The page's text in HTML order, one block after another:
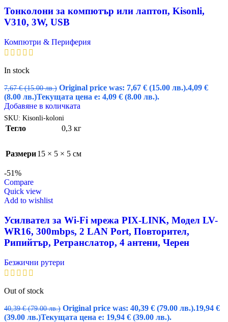
Тонколони за компютър или лаптоп, Kisonli,
V310, 3W, USB
Компютри & Периферия
In stock
7,67€ (15.00 лв.) Original price was: 7,67 € (15.00 лв.).4,09 €
(8.00 лв.)Текущата цена е: 4,09 € (8.00 лв.).
Добавяне в количката
SKU: Kisonli-koloni
Тегло 0,3 кг
Размери15 × 5 × 5 см
-51%
Compare
Quick view
Add to wishlist
Усилвател за Wi-Fi мрежа PIX-LINK, Модел LV-
WR16, 300mbps, 2 LAN Port, Повторител,
Рипийтър, Ретранслатор, 4 антени, Черен
Безжични рутери
Out of stock
40,39€ (79.00 лв.) Original price was: 40,39 € (79.00 лв.).19,94 €
(39.00 лв.)Текущата цена е: 19,94 € (39.00 лв.).